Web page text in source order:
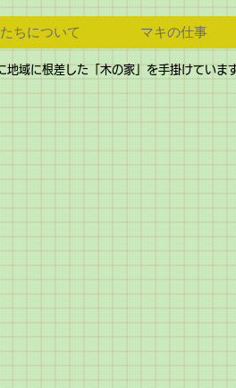
ちについて マキの仕事
域に根差した「木の家」を手掛けていま